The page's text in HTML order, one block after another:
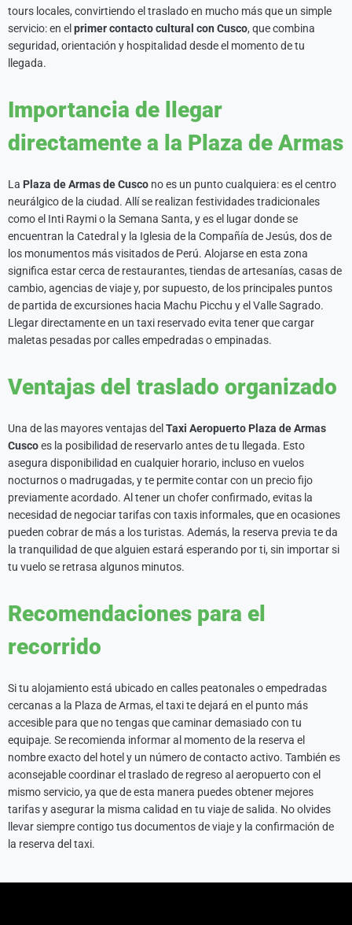
tours locales, convirtiendo el traslado en mucho más que un simple
servicio: en el primer contacto cultural con Cusco, que combina
seguridad, orientación y hospitalidad desde el momento de tu
llegada.
Importancia de llegar
directamente a la Plaza de Armas
La Plaza de Armas de Cusco no es un punto cualquiera: es el centro
neurálgico de la ciudad. Allí se realizan festividades tradicionales
como el Inti Raymi o la Semana Santa, y es el lugar donde se
encuentran la Catedral y la Iglesia de la Compañía de Jesús, dos de
los monumentos más visitados de Perú. Alojarse en esta zona
significa estar cerca de restaurantes, tiendas de artesanías, casas de
cambio, agencias de viaje y, por supuesto, de los principales puntos
de partida de excursiones hacia Machu Picchu y el Valle Sagrado.
Llegar directamente en un taxi reservado evita tener que cargar
maletas pesadas por calles empedradas o empinadas.
Ventajas del traslado organizado
Una de las mayores ventajas del Taxi Aeropuerto Plaza de Armas
Cuscoes la posibilidad de reservarlo antes de tu llegada. Esto
asegura disponibilidad en cualquier horario, incluso en vuelos
nocturnos o madrugadas, y te permite contar con un precio fijo
previamente acordado. Al tener un chofer confirmado, evitas la
necesidad de negociar tarifas con taxis informales, que en ocasiones
pueden cobrar de más a los turistas. Además, la reserva previa te da
la tranquilidad de que alguien estará esperando por ti, sin importar si
tu vuelo se retrasa algunos minutos.
Recomendaciones para el
recorrido
Si tu alojamiento está ubicado en calles peatonales o empedradas
cercanas a la Plaza de Armas, el taxi te dejará en el punto más
accesible para que no tengas que caminar demasiado con tu
equipaje. Se recomienda informar al momento de la reserva el
nombre exacto del hotel y un número de contacto activo. También es
aconsejable coordinar el traslado de regreso al aeropuerto con el
mismo servicio, ya que de esta manera puedes obtener mejores
tarifas y asegurar la misma calidad en tu viaje de salida. No olvides
llevar siempre contigo tus documentos de viaje y la confirmación de
la reserva del taxi.